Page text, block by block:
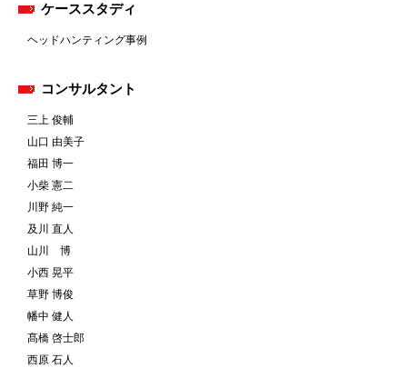
ケーススタディ
ヘッドハンティング事例
コンサルタント
三上 俊輔
山口 由美子
福田 博一
小柴 憲二
川野 純一
及川 直人
山川 博
小西 晃平
草野 博俊
幡中 健人
髙橋 啓士郎
西原 石人